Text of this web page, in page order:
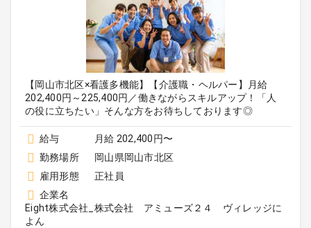
【岡山市北区×看護多機能】【介護職・ヘルパー】月給
202,400円～225,400円／働きながらスキルアップ！「人
の役に立ちたい」そんな方をお待ちしております◎
給与
月給 202,400円〜
勤務場所
岡山県岡山市北区
雇用形態
正社員
企業名
Eight株式会社_株式会社 アミューズ２４ ヴィレッジに
よん